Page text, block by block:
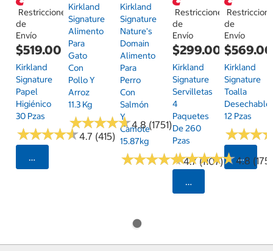
Restricciones
de
Envío
$519.00
Kirkland
Signature
Papel
Higiénico
30 Pzas
★★★★★
★★★★★4.7 (415)
Seleccionar Código Postal
Kirkland
Signature
Alimento
Para
Gato
Con
Pollo Y
Arroz
11.3 Kg
★★★★★
★★★★★4.8 (1751)
Kirkland
Signature
Nature's
Domain
Alimento
Para
Perro
Con
Salmón
Y
Camote
15.87kg
★★★★★
★★★★★4.7 (1107)
Restricciones
de
Envío
$299.00
Kirkland
Signature
Servilletas
4
Paquetes
De 260
Pzas
★★★★★
★★★★★4.8 (175)
Seleccionar
de
Envío
$569.00
Kirkland
Signature
Toalla
Desechable
12 Pzas
★★★
★★★